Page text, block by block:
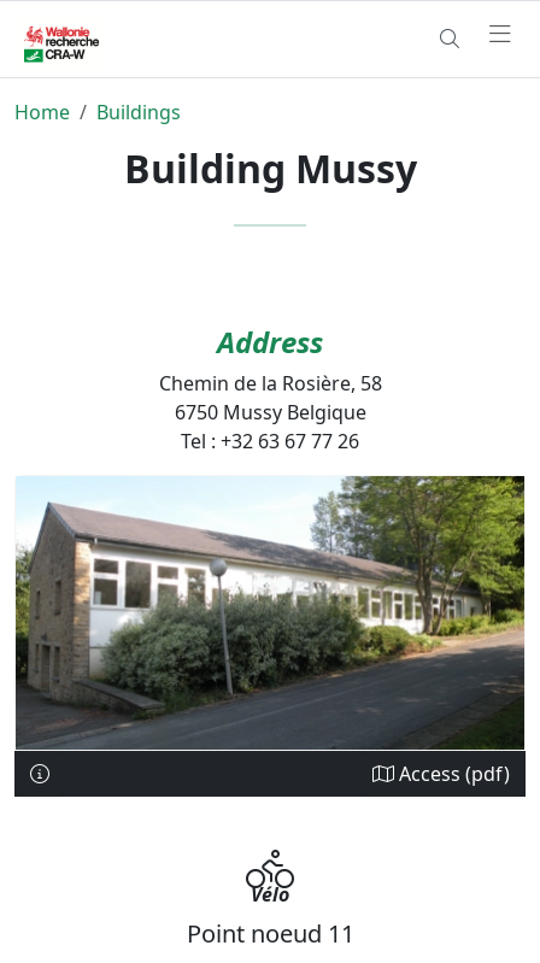
Home Buildings
Building Mussy
Address
Chemin de la Rosière, 58
6750 Mussy Belgique
Tel : +32 63 67 77 26
Access (pdf)
Vélo
Point noeud 11